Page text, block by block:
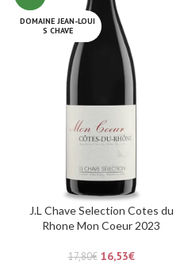
DOMAINE JEAN-LOUI
S CHAVE
J.L Chave Selection Cotes du
Rhone Mon Coeur 2023
17,80€ 16,53€